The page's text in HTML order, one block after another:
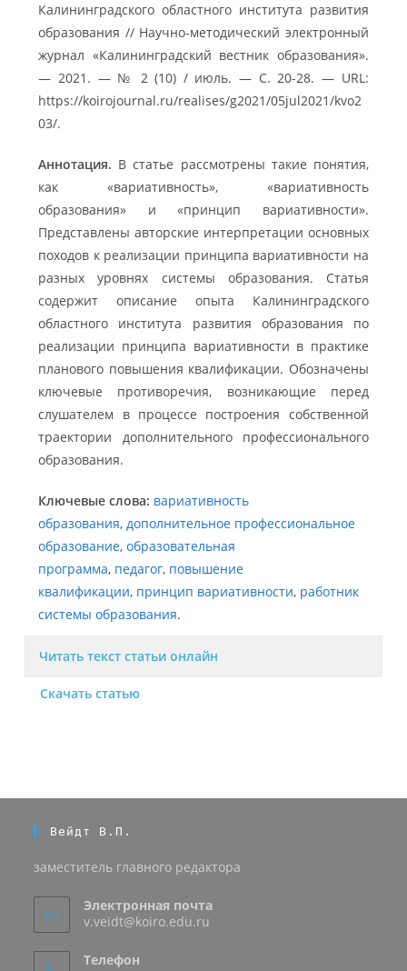
Калининградского областного института развития
образования // Научно-методический электронный
журнал «Калининградский вестник образования».
— 2021. — № 2 (10) / июль. — С. 20-28. — URL:
https://koirojournal.ru/realises/g2021/05jul2021/kvo2
03/.
Аннотация. В статье рассмотрены такие понятия,
как «вариативность», «вариативность
образования» и «принцип вариативности».
Представлены авторские интерпретации основных
походов к реализации принципа вариативности на
разных уровнях системы образования. Статья
содержит описание опыта Калининградского
областного института развития образования по
реализации принципа вариативности в практике
планового повышения квалификации. Обозначены
ключевые противоречия, возникающие перед
слушателем в процессе построения собственной
траектории дополнительного профессионального
образования.
Ключевые слова: вариативность
образования,дополнительное профессиональное
образование,образовательная
программа, педагог, повышение
квалификации, принцип вариативности, работник
системы образования.
Читать текст статьи онлайн
Скачать статью
Вейдт В.П.
заместитель главного редактора
Электронная почта
v.veidt@koiro.edu.ru
Телефон